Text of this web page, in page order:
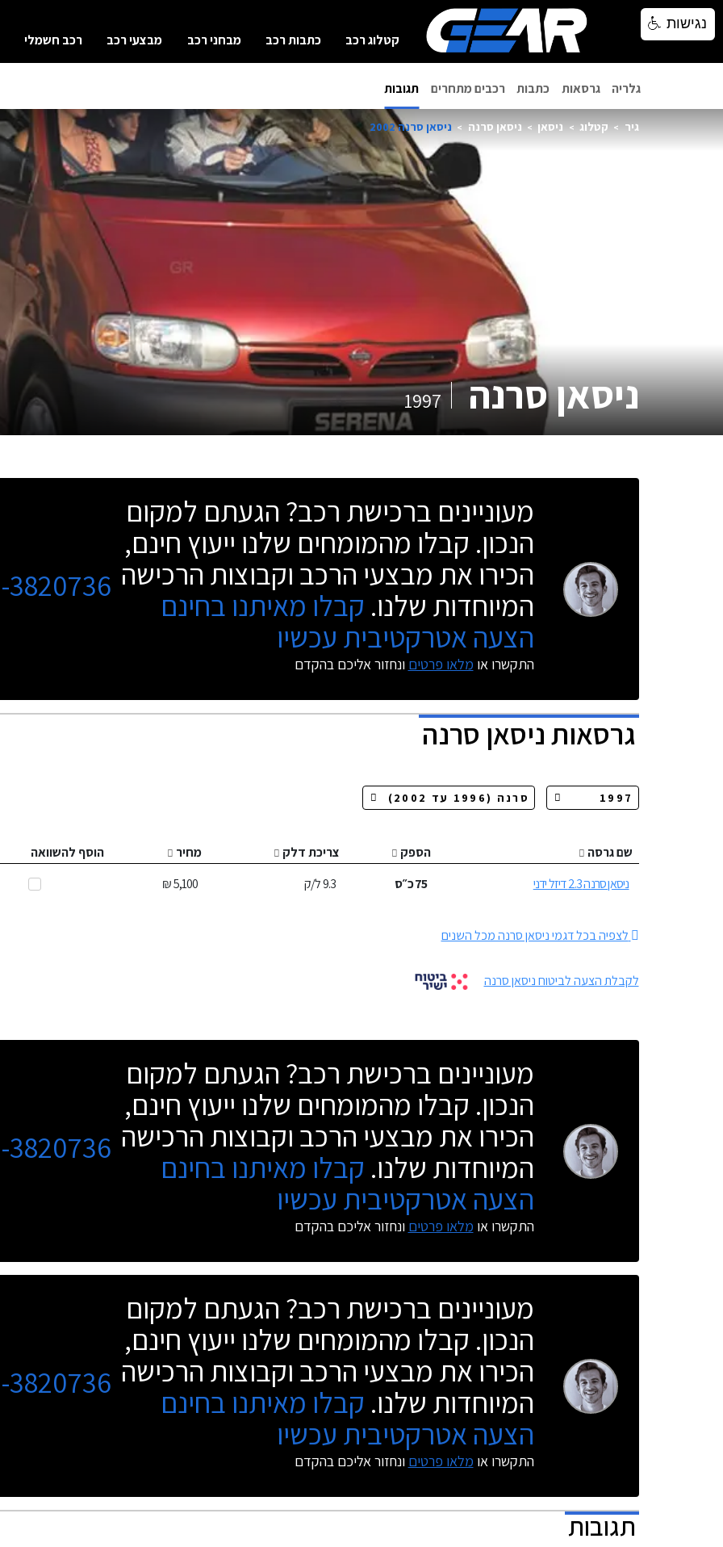
קטלוג רכב כתבות רכב מבחני רכב מבצעי רכב רכב חשמלי
גלריה גרסאות כתבות רכבים מתחרים תגובות
גיר קטלוג ניסאן ניסאן סרנה ניסאן סרנה 2002
ניסאן סרנה 1997
מעוניינים ברכישת רכב? הגעתם למקום
הנכון. קבלו מהמומחים שלנו ייעוץ חינם,
הכירו את מבצעי הרכב וקבוצות הרכישה
המיוחדות שלנו. קבלו מאיתנו בחינם
הצעה אטרקטיבית עכשיו
התקשרו או מלאו פרטים ונחזור אליכם בהקדם
3820736
גרסאותניסאן סרנה
שם גרסה הספק צריכת דלק מחיר
הוסף להשוואה
ניסאן סרנה 2.3 דיזל ידני
75כ״ס 9.3ל/ק 5,100 ₪
לצפיה בכל דגמי ניסאן סרנה מכל השנים
לקבלת הצעה לביטוח ניסאן סרנה
מעוניינים ברכישת רכב? הגעתם למקום
הנכון. קבלו מהמומחים שלנו ייעוץ חינם,
הכירו את מבצעי הרכב וקבוצות הרכישה
המיוחדות שלנו. קבלו מאיתנו בחינם
הצעה אטרקטיבית עכשיו
התקשרו או מלאו פרטים ונחזור אליכם בהקדם
3820736
מעוניינים ברכישת רכב? הגעתם למקום
הנכון. קבלו מהמומחים שלנו ייעוץ חינם,
הכירו את מבצעי הרכב וקבוצות הרכישה
המיוחדות שלנו. קבלו מאיתנו בחינם
הצעה אטרקטיבית עכשיו
התקשרו או מלאו פרטים ונחזור אליכם בהקדם
3820736
תגובות
נגישות
נגישות